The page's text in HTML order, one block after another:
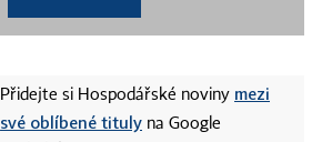
Přidejte si Hospodářské noviny mezi
své oblíbené tituly na Google